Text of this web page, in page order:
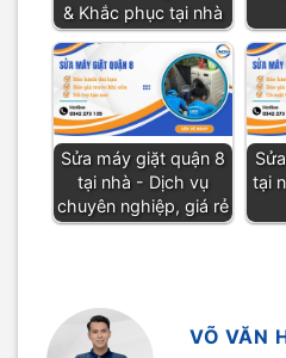
& Khắc phục tại nhà
Sửa máy giặt quận 8
tại nhà - Dịch vụ
chuyên nghiệp, giá rẻ
tại
VÕ VĂN